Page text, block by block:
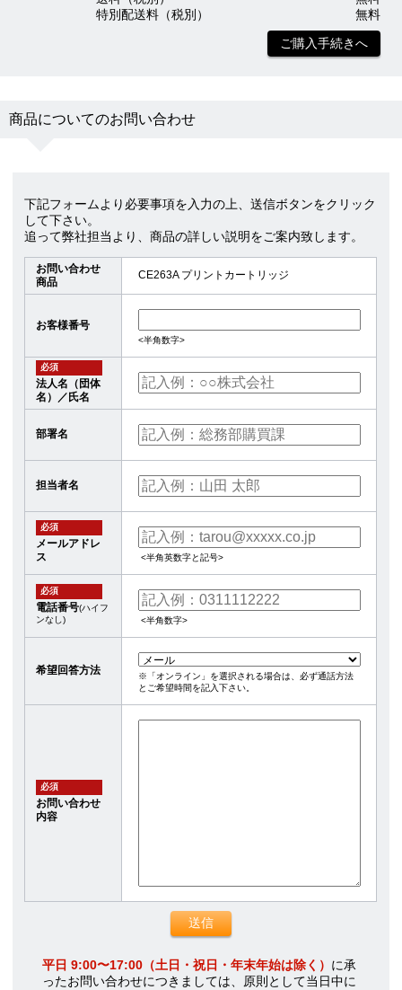
特別配送料（税別）
無料
ご購入手続きへ
商品についてのお問い合わせ
下記フォームより必要事項を入力の上、送信ボタンをクリック
して下さい。
追って弊社担当より、商品の詳しい説明をご案内致します。
お問い合わせ
商品
CE263A プリントカートリッジ
お客様番号
<半角数字>
必須
法人名（団体
名）／氏名
部署名
担当者名
必須
メールアドレ
ス
<半角英数字と記号>
必須
電話番号(ハイフ
ンなし)
<半角数字>
希望回答方法
※「オンライン」を選択される場合は、必ず通話方法
とご希望時間を記入下さい。
必須
お問い合わせ
内容
平日 9:00〜17:00（土日・祝日・年末年始は除く） に承
ったお問い合わせにつきましては、原則として当日中に